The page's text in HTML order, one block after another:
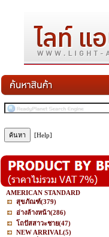
[Help]
AMERICAN STANDARD
สุขภัณฑ์(379)
อ่างล้างหน้า(286)
โถปัสสาวะชาย(47)
NEW ARRIVAL(5)